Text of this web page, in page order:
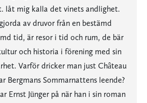
låt mig kalla det vinets andlighet.
av druvor från en bestämd
tid, är resor i tid och rum, de bär
och historia i förening med sin
Varför dricker man just Château
Bergmans Sommarnattens leende?
Ernst Jünger på när han i sin roman